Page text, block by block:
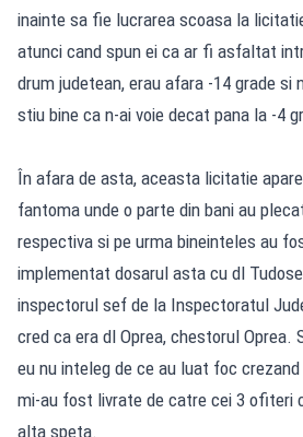
inainte sa fie lucrarea scoasa la
atunci cand spun ei ca ar fi asfaltat
drum judetean, erau afara -14 grade si
stiu bine ca n-ai voie decat pana la -4
În afara de asta, aceasta licitatie
fantoma unde o parte din bani au
respectiva si pe urma bineinteles au
implementat dosarul asta cu dl
inspectorul sef de la Inspectoratul
cred ca era dl Oprea, chestorul Oprea.
eu nu inteleg de ce au luat foc
mi-au fost livrate de catre cei 3 ofiteri
alta speta.